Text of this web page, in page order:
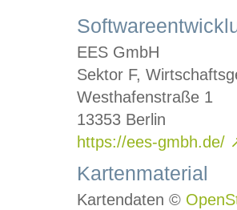
EES GmbH
Sektor F,
Westhafenstraße 1
13353 Berlin
https://ees-gmbh.de/
Kartenmaterial
Kartendaten ©